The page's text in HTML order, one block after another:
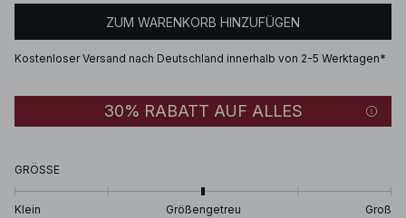
ZUM WARENKORB HINZUFÜGEN
Kostenloser Versand nach Deutschland innerhalb von 2-5 Werktagen*
30% RABATT AUF ALLES
GRÖSSE
Klein Größengetreu Groß